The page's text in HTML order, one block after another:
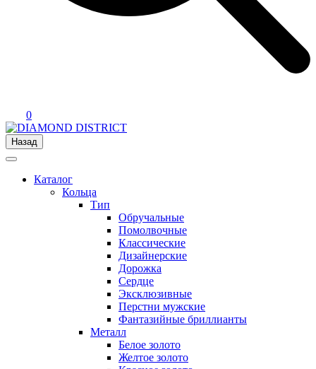
0
Назад
Каталог
Кольца
Тип
Обручальные
Помолвочные
Классические
Дизайнерские
Дорожка
Сердце
Эксклюзивные
Перстни мужские
Фантазийные бриллианты
Металл
Белое золото
Желтое золото